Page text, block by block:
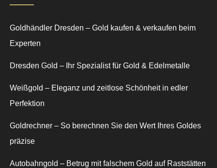
Goldhändler Dresden – Gold kaufen & verkaufen beim
Experten
Dresden Gold – Ihr Spezialist für Gold & Edelmetalle
Weißgold – Eleganz und zeitlose Schönheit in edler
Perfektion
Goldrechner – So berechnen Sie den Wert Ihres Goldes
präzise
Autobahngold – Betrug mit falschem Gold auf Raststätten